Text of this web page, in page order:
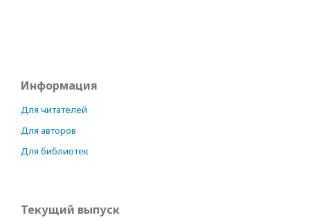
Информация
Для читателей
Для авторов
Для библиотек
Текущий выпуск